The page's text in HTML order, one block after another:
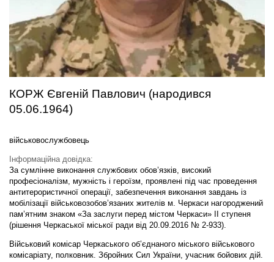
КОРЖ Євгеній Павлович (народився
05.06.1964)
військовослужбовець
Інформаційна довідка:
За сумлінне виконання службових обов’язків, високий
професіоналізм, мужність і героїзм, проявлені під час проведення
антитерористичної операції, забезпечення виконання завдань із
мобілізації військовозобов’язаних жителів м. Черкаси нагороджений
пам’ятним знаком «За заслуги перед містом Черкаси» ІІ ступеня
(рішення Черкаської міської ради від 20.09.2016 № 2-933).
Військовий комісар Черкаського об’єднаного міського військового
комісаріату, полковник. Збройних Сил України, учасник бойових дій.